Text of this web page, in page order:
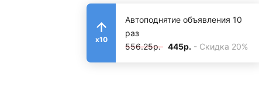
x10
Автоподнятие объявления 10
раз
556.25р. 445р. - Скидка 20%